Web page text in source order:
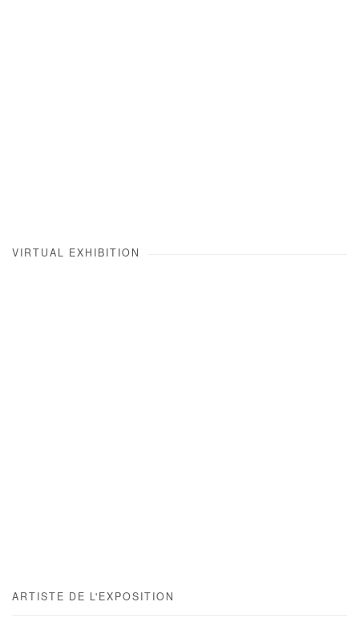
VIRTUAL EXHIBITION
ARTISTE DE L'EXPOSITION